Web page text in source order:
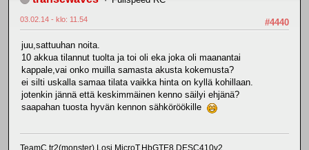
#4440
03.02.14 - klo: 11.54
juu,sattuuhan noita.
10 akkua tilannut tuolta ja toi oli eka joka oli maanantai
kappale,vai onko muilla samasta akusta kokemusta?
ei silti uskalla samaa tilata vaikka hinta on kyllä kohillaan.
jotenkin jännä että keskimmäinen kenno säilyi ehjänä?
saapahan tuosta hyvän kennon sähköröökille
TeamC tr2(monster),Losi MicroT,HbGTE8,DESC410v2